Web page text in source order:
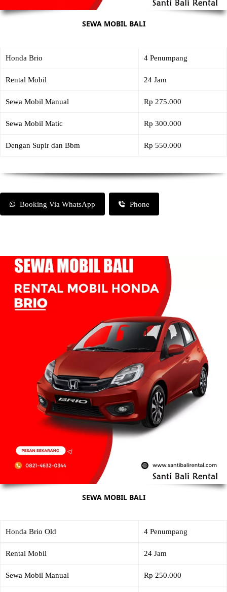
SEWA MOBIL BALI
Honda Brio 4 Penumpang
Rental Mobil 24 Jam
Sewa Mobil Manual Rp 275.000
Sewa Mobil Matic Rp 300.000
Dengan Supir dan Bbm Rp 550.000
Booking Via WhatsApp Phone
SEWA MOBIL BALI
Honda Brio Old 4 Penumpang
Rental Mobil 24 Jam
Sewa Mobil Manual Rp 250.000